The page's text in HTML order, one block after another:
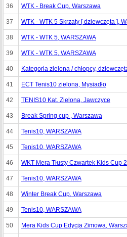
36 WTK - Break Cup, Warszawa
37 WTK - WTK 5 Skrzaty [ dziewczęta ],
38 WTK - WTK 5, WARSZAWA
39 WTK - WTK 5, WARSZAWA
40 Kategoria zielona / chłopcy,
41 ECT Tenis10 zielona, Mysiadło
42 TENIS10 Kat. Zielona, Jawczyce
43 Break Spring cup , Warszawa
44 Tenis10, WARSZAWA
45 Tenis10, WARSZAWA
46 WKT Mera Tłusty Czwartek Kids Cup
47 Tenis10, WARSZAWA
48 Winter Break Cup, Warszawa
49 Tenis10, WARSZAWA
50 Mera Kids Cup Edycja Zimowa,